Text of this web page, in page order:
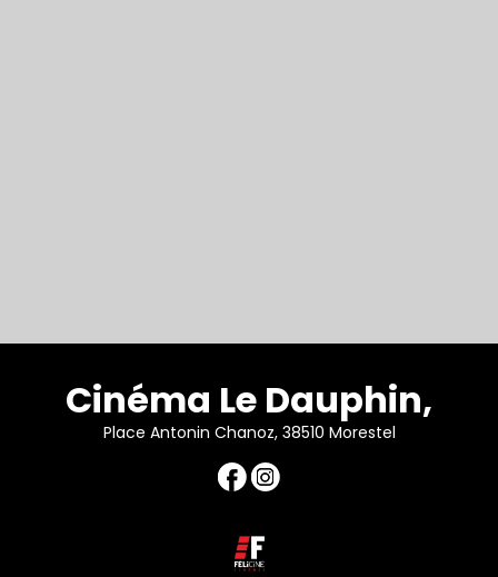
Cinéma Le Dauphin,
Place Antonin Chanoz, 38510 Morestel